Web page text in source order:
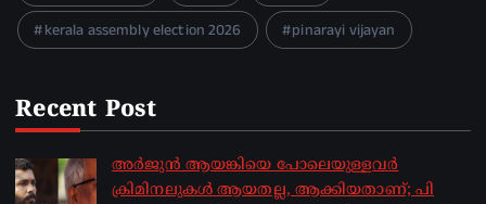
kerala assembly election 2026
pinarayi vijayan
Recent Post
അർജുൻ ആയങ്കിയെ പോലെയുള്ളവർ
ക്രിമിനലുകൾ ആയതല്ല, ആക്കിയതാണ്; പി